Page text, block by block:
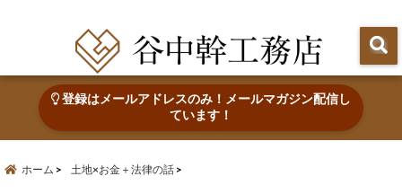
登録はメールアドレスのみ！メールマガジン配信し
ています！
ホーム 土地×お金＋法律の話